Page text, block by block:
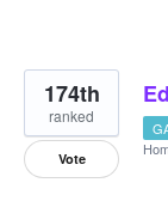
174th
ranked
Vote